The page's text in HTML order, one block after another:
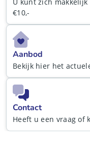
€10,-
Aanbod
Bekijk hier het
Contact
Heeft u een vraag of